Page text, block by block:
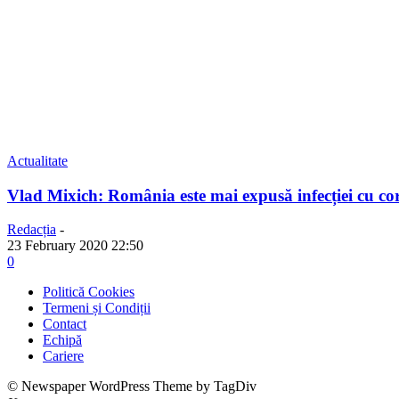
Actualitate
Vlad Mixich: România este mai expusă infecției cu
Redacția -
23 February 2020 22:50
0
Politică Cookies
Termeni și Condiții
Contact
Echipă
Cariere
© Newspaper WordPress Theme by TagDiv